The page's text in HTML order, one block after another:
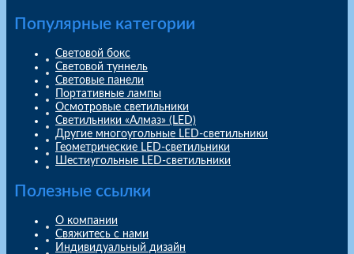
Популярные категории
Световой бокс
Световой туннель
Световые панели
Портативные лампы
Осмотровые светильники
Светильники «Алмаз» (LED)
Другие многоугольные LED-светильники
Геометрические LED-светильники
Шестиугольные LED-светильники
Полезные ссылки
О компании
Свяжитесь с нами
Индивидуальный дизайн